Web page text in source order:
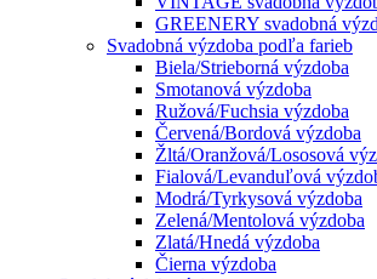
GREENERY svadobná
Svadobná výzdoba podľa farieb
Biela/Strieborná výzdoba
Smotanová výzdoba
Ružová/Fuchsia výzdoba
Červená/Bordová výzdoba
Žltá/Oranžová/Lososová
Fialová/Levanduľová
Modrá/Tyrkysová výzdoba
Zelená/Mentolová výzdoba
Zlatá/Hnedá výzdoba
Čierna výzdoba